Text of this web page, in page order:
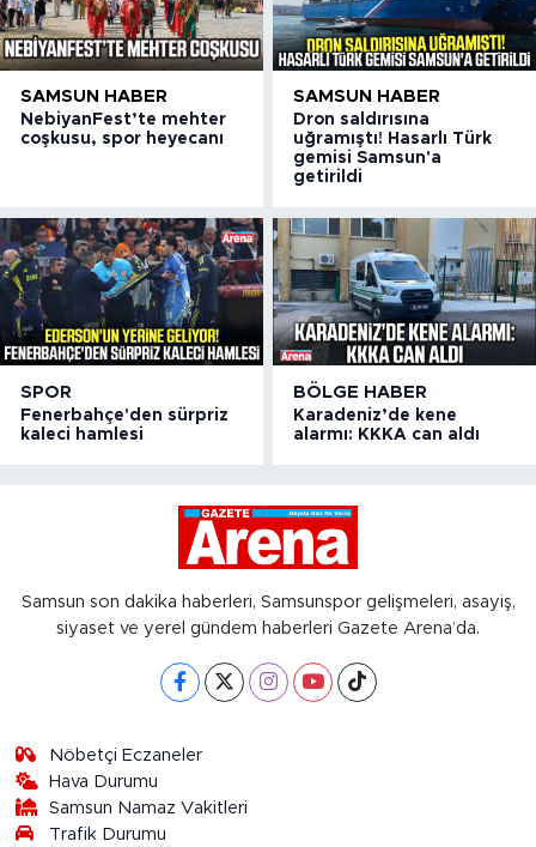
SAMSUN HABER
NebiyanFest’te mehter
coşkusu, spor heyecanı
SAMSUN HABER
Dron saldırısına
uğramıştı! Hasarlı Türk
gemisi Samsun'a
getirildi
SPOR
Fenerbahçe'den sürpriz
kaleci hamlesi
BÖLGE HABER
Karadeniz’de kene
alarmı: KKKA can aldı
Samsun son dakika haberleri, Samsunspor gelişmeleri, asayiş,
siyaset ve yerel gündem haberleri Gazete Arena’da.
Nöbetçi Eczaneler
Hava Durumu
Samsun Namaz Vakitleri
Trafik Durumu